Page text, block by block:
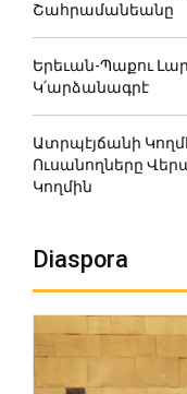
Շահրամանեանը
Երեւան-Պաքու
Կ՛արձանագրէ
Ատրպէյճանի
Ուսանողները
Կողմին
Diaspora